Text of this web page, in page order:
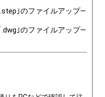
｣のファイルアップ―
｣のファイルアップ―